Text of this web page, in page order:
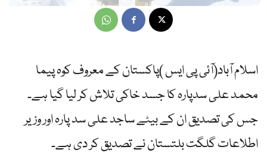
اسلام آباد(آئی پی ایس )پاکستان کے معروف کوہ پیما
محمد علی سدپارہ کا جسد خاکی تلاش کر لیا گیا ہے۔
جس کی تصدیق ان کے بیٹے ساجد علی سد پارہ اور وزیر
اطلاعات گلگت بلتستان نے تصدیق کر دی ہے۔